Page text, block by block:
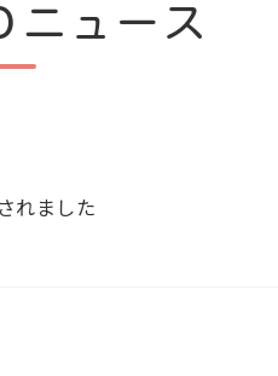
ニュース
れました